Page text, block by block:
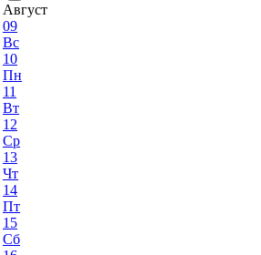
Август
09
Вс
10
Пн
11
Вт
12
Ср
13
Чт
14
Пт
15
Сб